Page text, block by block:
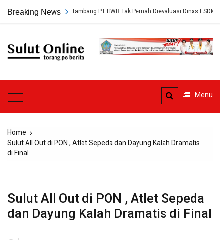
Breaking News
Persetujuan Tambang PT HWR Tak Pernah Dievaluasi Dinas ESDM
Sulut
Menu
Home
Sulut All Out di PON , Atlet Sepeda dan Dayung Kalah Dramatis
di Final
Sulut All Out di PON , Atlet Sepeda
dan Dayung Kalah Dramatis di Final